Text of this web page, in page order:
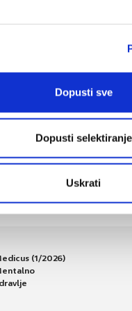
Dopusti sve
Dopusti selektiranje
Uskrati
boli putem telefona
može pomoći ljudima koji
i kada se obavlja preko telefona.
(1/2026)